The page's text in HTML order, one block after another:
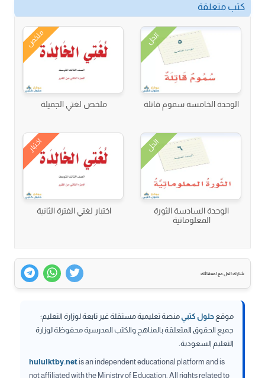
كتب متعلقة
الحل
الوحدة الخامسة سموم قاتلة
ملخص
ملخص لغتي الجميلة
الحل
الوحدة السادسة الثورة
المعلوماتية
اختبار
اختبار لغتي الفترة الثانية
شارك الحل مع اصدقائك
موقع حلول كتبيمنصة تعليمية مستقلة غير تابعة لوزارة التعليم؛
جميع الحقوق المتعلقة بالمناهج والكتب المدرسية محفوظة لوزارة
التعليم السعودية.
hululktby.netis an independent educational platform and is
not affiliated with the Ministry of Education. All rights related to